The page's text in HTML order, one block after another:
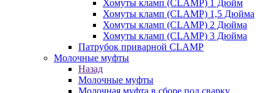
Хомуты кламп (CLAMP) 1 Дюйм
Хомуты кламп (CLAMP) 1,5 Дюйма
Хомуты кламп (CLAMP) 2 Дюйма
Хомуты кламп (CLAMP) 3 Дюйма
Патрубок приварной CLAMP
Молочные муфты
Назад
Молочные муфты
Молочная муфта в сборе под сварку